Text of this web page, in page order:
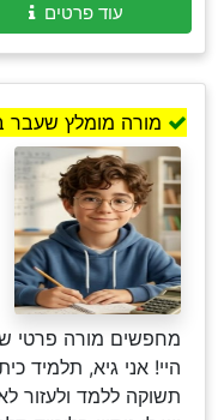
עוד פרטים
מורה מומלץ שעבר
מחפשים מורה פרטי
היי! אני גיא, תלמיד
תשוקה ללמד ולעזור